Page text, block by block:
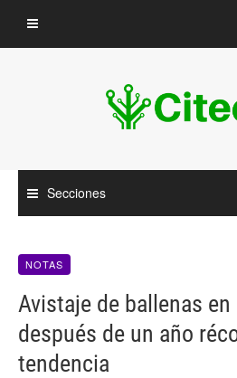
contenido
Secciones
NOTAS
Avistaje de ballenas
después de un año
tendencia